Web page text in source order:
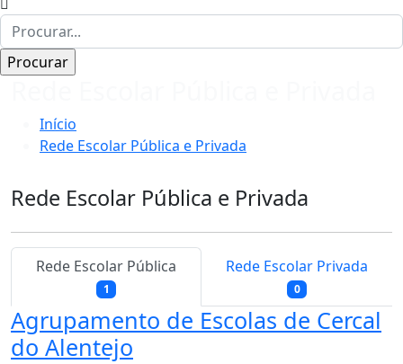
Início
Rede Escolar Pública e Privada
Rede Escolar Pública e Privada
Rede Escolar Pública
1
Rede Escolar Privada
0
Agrupamento de Escolas de Cercal
do Alentejo